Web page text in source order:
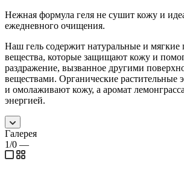
Нежная формула геля не сушит кожу и
ежедневного очищения.
Наш гель содержит натуральные и
вещества, которые защищают кожу и
раздражение, вызванное другими
веществами. Органические растительные
и омолаживают кожу, а аромат
энергией.
Галерея
1/0 —